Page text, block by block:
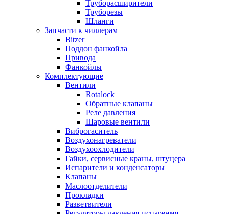
Труборасширители
Труборезы
Шланги
Запчасти к чиллерам
Bitzer
Поддон фанкойла
Привода
Фанкойлы
Комплектующие
Вентили
Rotalock
Обратные клапаны
Реле давления
Шаровые вентили
Виброгаситель
Воздухонагреватели
Воздухоохлодители
Гайки, сервисные краны, штуцера
Испарители и конденсаторы
Клапаны
Маслоотделители
Прокладки
Разветвители